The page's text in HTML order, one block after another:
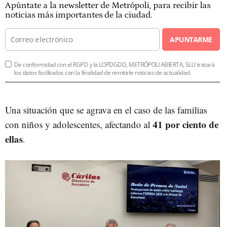
Apúntate a la newsletter de Metrópoli, para recibir las
noticias más importantes de la ciudad.
APUNTARME
De conformidad con el RGPD y la LOPDGDD, METRÓPOLI ABIERTA, SLU tratará
los datos facilitados con la finalidad de remitirle noticias de actualidad.
Una situación que se agrava en el caso de las familias
con niños y adolescentes, afectando al 41 por ciento de
ellas.